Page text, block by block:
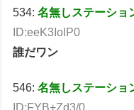
534:名無しステーショ
ID:eeK3IolP0
誰だワン
546:名無しステーショ
ID:FYB+Zd3/0